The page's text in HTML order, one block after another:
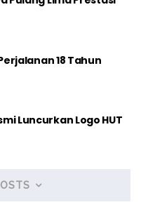
18 Tahun
Luncurkan Logo HUT